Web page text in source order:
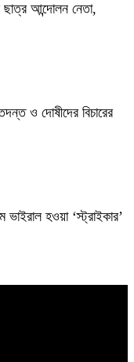
আন্দোলন নেতা,
ও দোষীদের বিচারের
হওয়া ‘স্ট্রাইকার’